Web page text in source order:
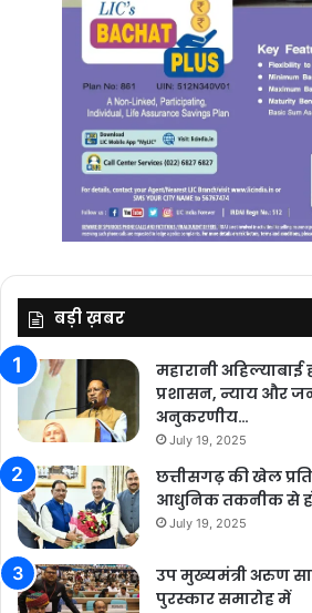
बड़ी ख़बर
महारानी
प्रशासन, न्याय और
अनुकरणीय…
July 19, 2025
छत्तीसगढ़ की खेल
आधुनिक तकनीक से
July 19, 2025
उप मुख्यमंत्री अरुण
पुरस्कार समारोह में